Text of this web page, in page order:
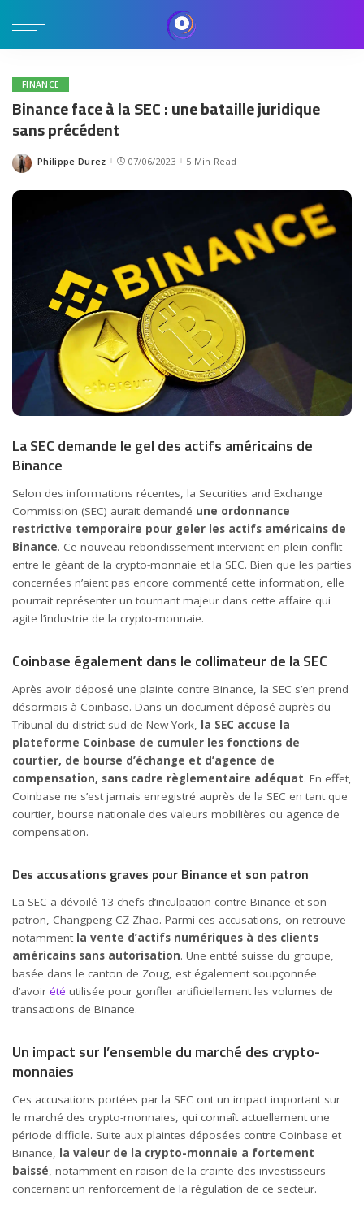
FINANCE
Binance face à la SEC : une bataille juridique
sans précédent
Posted
Philippe Durez 07/06/2023 5 Min Read
La SEC demande le gel des actifs américains de
Binance
Selon des informations récentes, la Securities and Exchange
Commission (SEC) aurait demandé une ordonnance
restrictive temporaire pour geler les actifs américains de
Binance. Ce nouveau rebondissement intervient en plein conflit
entre le géant de la crypto-monnaie et la SEC. Bien que les parties
concernées n’aient pas encore commenté cette information, elle
pourrait représenter un tournant majeur dans cette affaire qui
agite l’industrie de la crypto-monnaie.
Coinbase également dans le collimateur de la SEC
Après avoir déposé une plainte contre Binance, la SEC s’en prend
désormais à Coinbase. Dans un document déposé auprès du
Tribunal du district sud de New York, la SEC accuse la
plateforme Coinbase de cumuler les fonctions de
courtier, de bourse d’échange et d’agence de
compensation, sans cadre règlementaire adéquat. En effet,
Coinbase ne s’est jamais enregistré auprès de la SEC en tant que
courtier, bourse nationale des valeurs mobilières ou agence de
compensation.
Des accusations graves pour Binance et son patron
La SEC a dévoilé 13 chefs d’inculpation contre Binance et son
patron, Changpeng CZ Zhao. Parmi ces accusations, on retrouve
notamment la vente d’actifs numériques à des clients
américains sans autorisation. Une entité suisse du groupe,
basée dans le canton de Zoug, est également soupçonnée
d’avoir été utilisée pour gonfler artificiellement les volumes de
transactions de Binance.
Un impact sur l’ensemble du marché des crypto-
monnaies
Ces accusations portées par la SEC ont un impact important sur
le marché des crypto-monnaies, qui connaît actuellement une
période difficile. Suite aux plaintes déposées contre Coinbase et
Binance, la valeur de la crypto-monnaie a fortement
baissé, notamment en raison de la crainte des investisseurs
concernant un renforcement de la régulation de ce secteur.